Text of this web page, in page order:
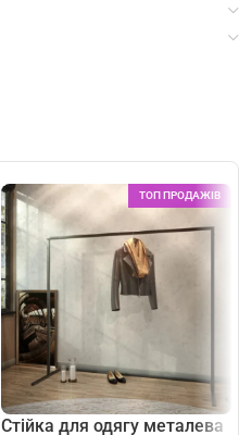
ТОП ПРОДАЖІВ
Стійка для одягу металева